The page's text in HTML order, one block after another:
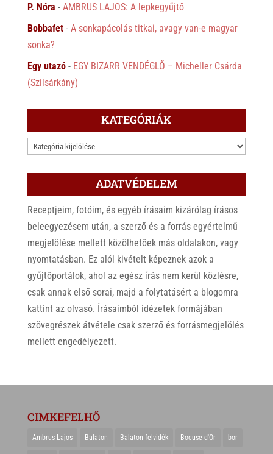
P. Nóra - AMBRUS LAJOS: A lepkegyűjtő
Bobbafet- A sonkapácolás titkai, avagy van-e magyar
sonka?
Egy utazó- EGY BIZARR VENDÉGLŐ – Micheller Csárda
(Szilsárkány)
KATEGÓRIÁK
KATEGÓRIÁK
ADATVÉDELEM
Receptjeim, fotóim, és egyéb írásaim kizárólag írásos
beleegyezésem után, a szerző és a forrás egyértelmű
megjelölése mellett közölhetőek más oldalakon, vagy
nyomtatásban. Ez alól kivételt képeznek azok a
gyűjtőportálok, ahol az egész írás nem kerül közlésre,
csak annak első sorai, majd a folytatásért a blogomra
kattint az olvasó. Írásaimból idézetek formájában
szövegrészek átvétele csak szerző és forrásmegjelölés
mellett engedélyezett.
CIMKEFELHŐ
Ambrus Lajos Balaton Balaton-felvidék Bocuse d'Or bor